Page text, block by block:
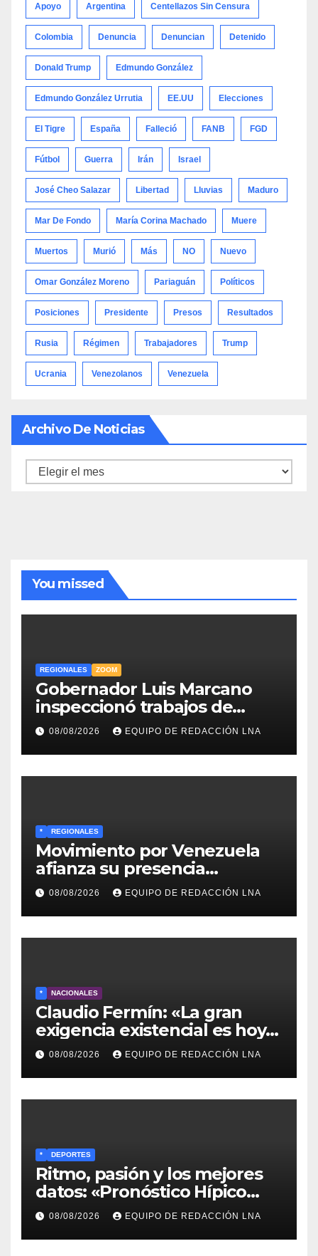
Apoyo Argentina Centellazos Sin Censura
Colombia Denuncia Denuncian Detenido
Donald Trump Edmundo González
Edmundo González Urrutia EE.UU Elecciones
El Tigre España Falleció FANB FGD
Fútbol Guerra Irán Israel
José Cheo Salazar Libertad Lluvias Maduro
Mar De Fondo María Corina Machado Muere
Muertos Murió Más NO Nuevo
Omar González Moreno Pariaguán Políticos
Posiciones Presidente Presos Resultados
Rusia Régimen Trabajadores Trump
Ucrania Venezolanos Venezuela
Archivo De Noticias
Archivo
You missed
REGIONALES ZOOM
Gobernador Luis Marcano
inspeccionó trabajos de
rehabilitación en al Av.
Intercomunal
08/08/2026 EQUIPO DE REDACCIÓN LNA
* REGIONALES
Movimiento por Venezuela
afianza su presencia
comunitaria en La Ponderosa
y otras comunidades de
Anzoátegui
08/08/2026 EQUIPO DE REDACCIÓN LNA
* NACIONALES
Claudio Fermín: «La gran
exigencia existencial es hoy
la defensa de la soberanía»
08/08/2026 EQUIPO DE REDACCIÓN LNA
* DEPORTES
Ritmo, pasión y los mejores
datos: «Pronóstico Hípico
Musical» se adueña de los
domingos en La Poderosa
90.3 FM
08/08/2026 EQUIPO DE REDACCIÓN LNA